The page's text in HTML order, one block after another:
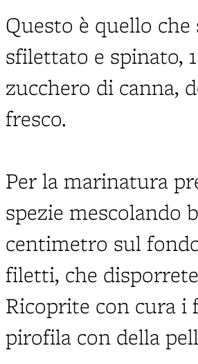
Questo è quello
sfilettato e spinato,
zucchero di canna,
fresco.
Per la marinatura
spezie mescolando
centimetro sul
filetti, che
Ricoprite con cura
pirofila con della